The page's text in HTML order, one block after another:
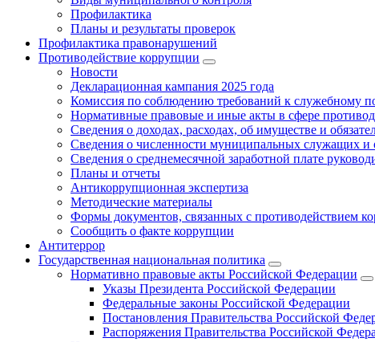
Профилактика
Планы и результаты проверок
Профилактика правонарушений
Противодействие коррупции
Новости
Декларационная кампания 2025 года
Комиссия по соблюдению требований к служебному
Нормативные правовые и иные акты в сфере
Сведения о доходах, расходах, об имуществе и
Сведения о численности муниципальных служащих и
Сведения о среднемесячной заработной плате
Планы и отчеты
Антикоррупционная экспертиза
Методические материалы
Формы документов, связанных с противодействием
Сообщить о факте коррупции
Антитеррор
Государственная национальная политика
Нормативно правовые акты Российской Федерации
Указы Президента Российской Федерации
Федеральные законы Российской Федерации
Постановления Правительства Российской
Распоряжения Правительства Российской